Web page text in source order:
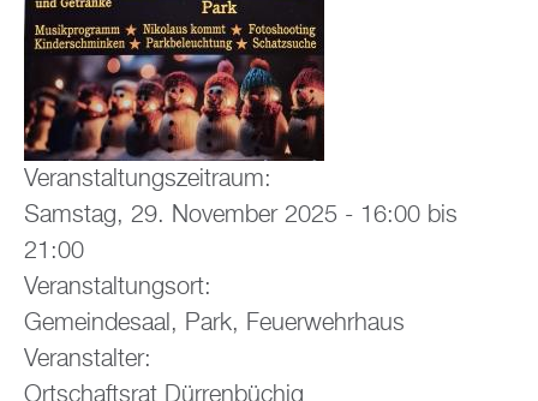
Ver­an­stal­tungs­zeit­raum:
Sams­tag, 29. No­vem­ber 2025 - 16:00 bis
21:00
Ver­an­stal­tungs­ort:
Ge­mein­de­saal, Park, Feu­er­wehr­haus
Ver­an­stal­ter:
Ort­schafts­rat Dür­ren­bü­chig